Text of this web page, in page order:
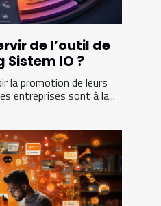
de l’outil de
IO ?
la promotion de leurs
entreprises sont à la...